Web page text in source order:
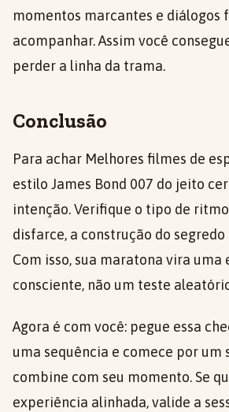
momentos marcantes e diálogos
acompanhar. Assim você
perder a linha da trama.
Conclusão
Para achar Melhores filmes de
estilo James Bond 007 do jeito
intenção. Verifique o tipo de
disfarce, a construção do
Com isso, sua maratona vira uma
consciente, não um teste
Agora é com você: pegue essa
uma sequência e comece por um
combine com seu momento. Se
experiência alinhada, valide a